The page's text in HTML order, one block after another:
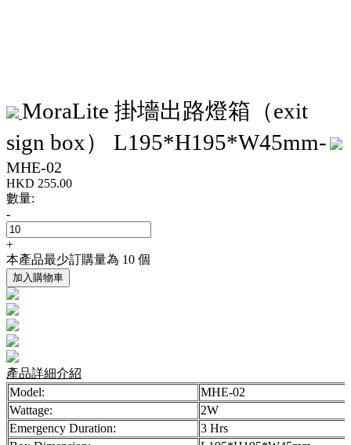
MoraLite 掛墻出路燈箱（exit
sign box） L195*H195*W45mm-
MHE-02
HKD 255.00
數量:
-
+
本產品最少訂購量為 10 個
加入購物車
產品詳細介紹
Model:
MHE-02
Wattage:
2W
Emergency Duration:
3 Hrs